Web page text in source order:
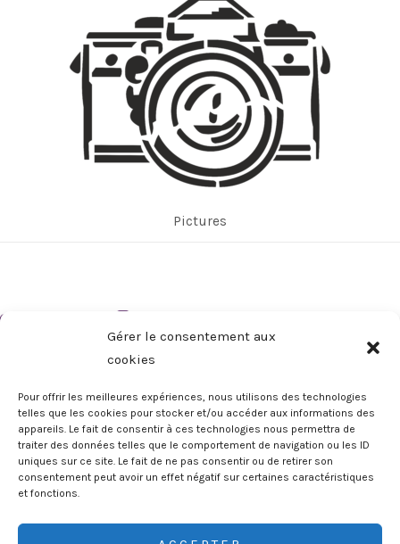
Gérer le consentement aux
cookies
Pour offrir les meilleures expériences, nous utilisons des technologies
telles que les cookies pour stocker et/ou accéder aux informations des
appareils. Le fait de consentir à ces technologies nous permettra de
traiter des données telles que le comportement de navigation ou les ID
uniques sur ce site. Le fait de ne pas consentir ou de retirer son
consentement peut avoir un effet négatif sur certaines caractéristiques
et fonctions.
Pictures
Copyright © 2026 Ludonaute | Les Explorateurs Ludiques